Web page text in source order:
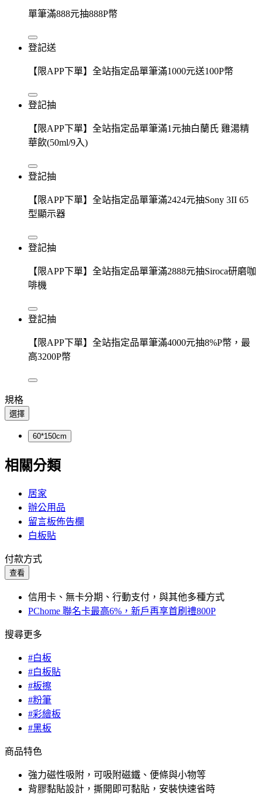
單筆滿888元抽888P幣
登記送
【限APP下單】全站指定品單筆滿1000元送100P幣
登記抽
【限APP下單】全站指定品單筆滿1元抽白蘭氏 雞湯精
華飲(50ml/9入)
登記抽
【限APP下單】全站指定品單筆滿2424元抽Sony 3II 65
型顯示器
登記抽
【限APP下單】全站指定品單筆滿2888元抽Siroca研磨咖
啡機
登記抽
【限APP下單】全站指定品單筆滿4000元抽8%P幣，最
高3200P幣
規格
選擇
60*150cm
相關分類
居家
辦公用品
留言板佈告欄
白板貼
付款方式
查看
信用卡、無卡分期、行動支付，與其他多種方式
PChome 聯名卡最高6%，新戶再享首刷禮800P
搜尋更多
#白板
#白板貼
#板擦
#粉筆
#彩繪板
#黑板
商品特色
強力磁性吸附，可吸附磁鐵、便條與小物等
背膠黏貼設計，撕開即可黏貼，安裝快速省時